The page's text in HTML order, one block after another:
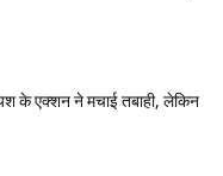
के एक्शन ने मचाई तबाही, लेकिन